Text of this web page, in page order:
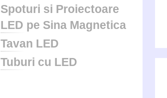
Spoturi si Proiectoare
LED pe Sina Magnetica
Tavan LED
Tuburi cu LED